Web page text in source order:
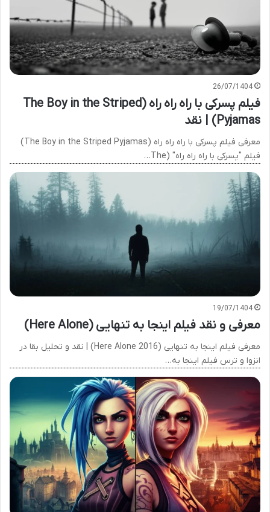
26/07/1404
فیلم پسرکی با راه راه راه (The Boy in the Striped
Pyjamas) | نقد
معرفی فیلم پسرکی با راه راه راه (The Boy in the Striped Pyjamas)
فیلم "پسرکی با راه راه راه" (The…
19/07/1404
معرفی و نقد فیلم اینجا به تنهایی (Here Alone)
معرفی فیلم اینجا به تنهایی (Here Alone 2016) | نقد و تحلیل بقا در
انزوا و ترس فیلم اینجا به…